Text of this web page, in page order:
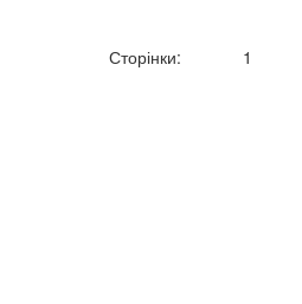
Сторінки: 1